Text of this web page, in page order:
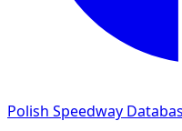
Polish Speedway